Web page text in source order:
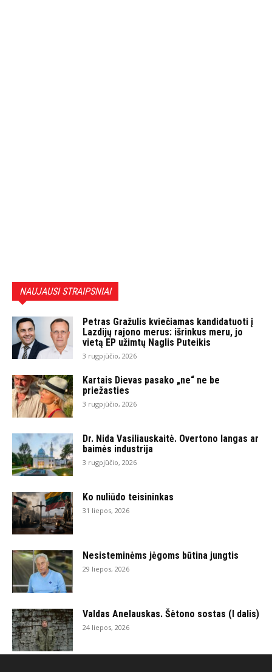
NAUJAUSI STRAIPSNIAI
Petras Gražulis kviečiamas kandidatuoti į
Lazdijų rajono merus: išrinkus meru, jo
vietą EP užimtų Naglis Puteikis
3 rugpjūčio, 2026
Kartais Dievas pasako „ne“ ne be
priežasties
3 rugpjūčio, 2026
Dr. Nida Vasiliauskaitė. Overtono langas ar
baimės industrija
3 rugpjūčio, 2026
Ko nuliūdo teisininkas
31 liepos, 2026
Nesisteminėms jėgoms būtina jungtis
29 liepos, 2026
Valdas Anelauskas. Šėtono sostas (I dalis)
24 liepos, 2026